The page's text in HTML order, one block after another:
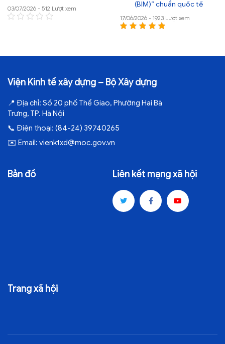
03/07/2026 - 512 Lượt xem
(BIM)” chuẩn quốc tế
17/06/2026 - 1923 Lượt xem
Viện Kinh tế xây dựng – Bộ Xây dựng
📍 Địa chỉ: Số 20 phố Thể Giao, Phường Hai Bà
Trưng, TP. Hà Nội
📞 Điện thoại: (84-24) 39740265
✉️ Email: vienktxd@moc.gov.vn
Bản đồ Liên kết mạng xã hội
Trang xã hội